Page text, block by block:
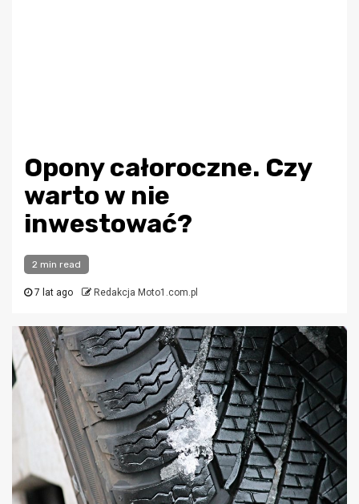
Opony całoroczne. Czy
warto w nie
inwestować?
2 min read
7 lat ago Redakcja Moto1.com.pl